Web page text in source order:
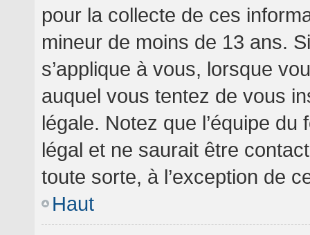
pour la collecte de ces
mineur de moins de 13 ans.
s’applique à vous, lorsque
auquel vous tentez de vous
légale. Notez que l’équipe
légal et ne saurait être
toute sorte, à l’exception de
Haut